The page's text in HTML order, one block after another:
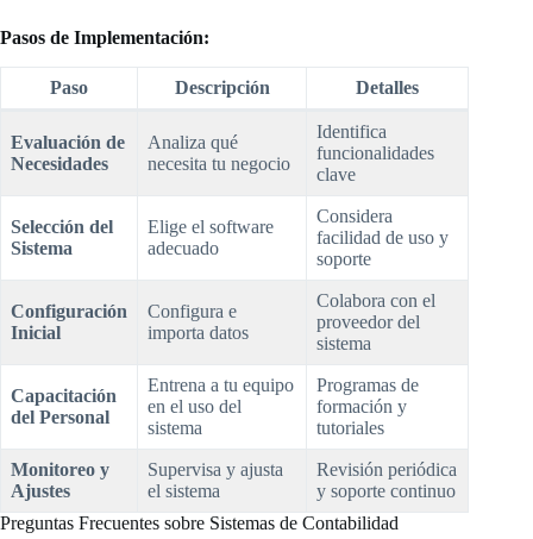
Pasos de Implementación:
Paso Descripción Detalles
Evaluación de
Necesidades
Analiza qué
necesita tu negocio
Identifica
funcionalidades
clave
Selección del
Sistema
Elige el software
adecuado
Considera
facilidad de uso y
soporte
Configuración
Inicial
Configura e
importa datos
Colabora con el
proveedor del
sistema
Capacitación
del Personal
Entrena a tu equipo
en el uso del
sistema
Programas de
formación y
tutoriales
Monitoreo y
Ajustes
Supervisa y ajusta
el sistema
Revisión periódica
y soporte continuo
Preguntas Frecuentes sobre Sistemas de Contabilidad